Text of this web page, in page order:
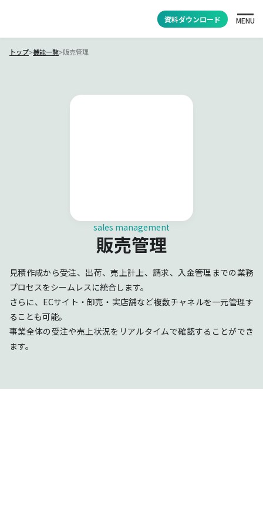
資料ダウンロード MENU
トップ>機能一覧>販売管理
sales management
販売管理
見積作成から受注、出荷、売上計上、請求、入金管理までの業務
プロセスをシームレスに統合します。
さらに、ECサイト・卸売・実店舗など複数チャネルを一元管理す
ることも可能。
事業全体の受注や売上状況をリアルタイムで確認することができ
ます。